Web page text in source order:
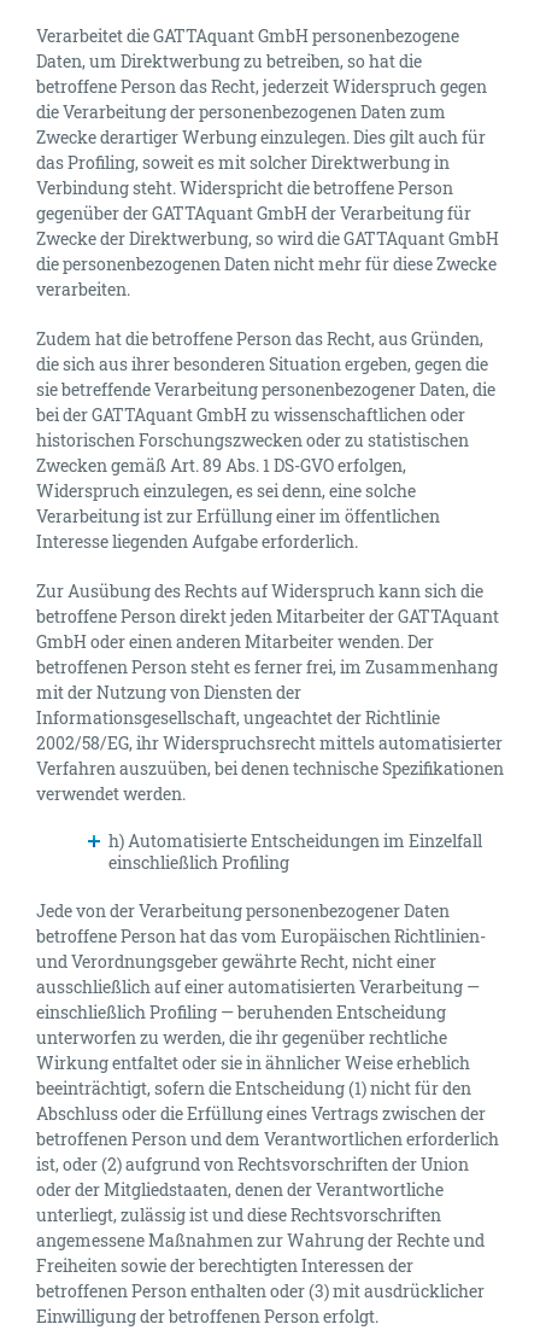
Verarbeitet die GATTAquant GmbH personenbezogene
Daten, um Direktwerbung zu betreiben, so hat die
betroffene Person das Recht, jederzeit Widerspruch gegen
die Verarbeitung der personenbezogenen Daten zum
Zwecke derartiger Werbung einzulegen. Dies gilt auch für
das Profiling, soweit es mit solcher Direktwerbung in
Verbindung steht. Widerspricht die betroffene Person
gegenüber der GATTAquant GmbH der Verarbeitung für
Zwecke der Direktwerbung, so wird die GATTAquant GmbH
die personenbezogenen Daten nicht mehr für diese Zwecke
verarbeiten.
Zudem hat die betroffene Person das Recht, aus Gründen,
die sich aus ihrer besonderen Situation ergeben, gegen die
sie betreffende Verarbeitung personenbezogener Daten, die
bei der GATTAquant GmbH zu wissenschaftlichen oder
historischen Forschungszwecken oder zu statistischen
Zwecken gemäß Art. 89 Abs. 1 DS-GVO erfolgen,
Widerspruch einzulegen, es sei denn, eine solche
Verarbeitung ist zur Erfüllung einer im öffentlichen
Interesse liegenden Aufgabe erforderlich.
Zur Ausübung des Rechts auf Widerspruch kann sich die
betroffene Person direkt jeden Mitarbeiter der GATTAquant
GmbH oder einen anderen Mitarbeiter wenden. Der
betroffenen Person steht es ferner frei, im Zusammenhang
mit der Nutzung von Diensten der
Informationsgesellschaft, ungeachtet der Richtlinie
2002/58/EG, ihr Widerspruchsrecht mittels automatisierter
Verfahren auszuüben, bei denen technische Spezifikationen
verwendet werden.
h) Automatisierte Entscheidungen im Einzelfall
einschließlich Profiling
Jede von der Verarbeitung personenbezogener Daten
betroffene Person hat das vom Europäischen Richtlinien-
und Verordnungsgeber gewährte Recht, nicht einer
ausschließlich auf einer automatisierten Verarbeitung —
einschließlich Profiling — beruhenden Entscheidung
unterworfen zu werden, die ihr gegenüber rechtliche
Wirkung entfaltet oder sie in ähnlicher Weise erheblich
beeinträchtigt, sofern die Entscheidung (1) nicht für den
Abschluss oder die Erfüllung eines Vertrags zwischen der
betroffenen Person und dem Verantwortlichen erforderlich
ist, oder (2) aufgrund von Rechtsvorschriften der Union
oder der Mitgliedstaaten, denen der Verantwortliche
unterliegt, zulässig ist und diese Rechtsvorschriften
angemessene Maßnahmen zur Wahrung der Rechte und
Freiheiten sowie der berechtigten Interessen der
betroffenen Person enthalten oder (3) mit ausdrücklicher
Einwilligung der betroffenen Person erfolgt.